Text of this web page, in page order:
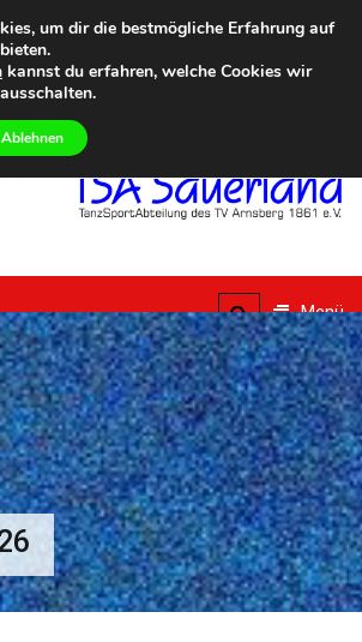
SAMSTAG, 8TH AUGUST 2026
vom Alltag
TSA
Sauerland
Menü
um dir die bestmögliche Erfahrung auf
kannst du erfahren, welche Cookies wir
Ablehnen